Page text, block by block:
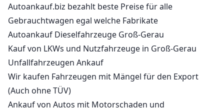
Autoankauf.biz bezahlt beste Preise für alle
Gebrauchtwagen egal welche Fabrikate
Autoankauf Dieselfahrzeuge Groß-Gerau
Kauf von LKWs und Nutzfahrzeuge in Groß-Gerau
Unfallfahrzeugen Ankauf
Wir kaufen Fahrzeugen mit Mängel für den Export
(Auch ohne TÜV)
Ankauf von Autos mit Motorschaden und